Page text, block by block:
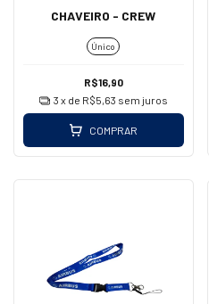
CHAVEIRO - CREW
Único
R$16,90
3 x de R$5,63 sem juros
COMPRAR